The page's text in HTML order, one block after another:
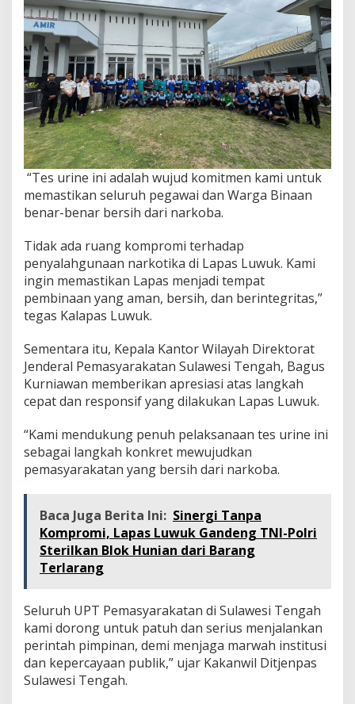
“Tes urine ini adalah wujud komitmen kami untuk
memastikan seluruh pegawai dan Warga Binaan
benar-benar bersih dari narkoba.
Tidak ada ruang kompromi terhadap
penyalahgunaan narkotika di Lapas Luwuk. Kami
ingin memastikan Lapas menjadi tempat
pembinaan yang aman, bersih, dan berintegritas,”
tegas Kalapas Luwuk.
Sementara itu, Kepala Kantor Wilayah Direktorat
Jenderal Pemasyarakatan Sulawesi Tengah, Bagus
Kurniawan memberikan apresiasi atas langkah
cepat dan responsif yang dilakukan Lapas Luwuk.
“Kami mendukung penuh pelaksanaan tes urine ini
sebagai langkah konkret mewujudkan
pemasyarakatan yang bersih dari narkoba.
Baca Juga Berita Ini: Sinergi Tanpa
Kompromi, Lapas Luwuk Gandeng TNI-Polri
Sterilkan Blok Hunian dari Barang
Terlarang
Seluruh UPT Pemasyarakatan di Sulawesi Tengah
kami dorong untuk patuh dan serius menjalankan
perintah pimpinan, demi menjaga marwah institusi
dan kepercayaan publik,” ujar Kakanwil Ditjenpas
Sulawesi Tengah.